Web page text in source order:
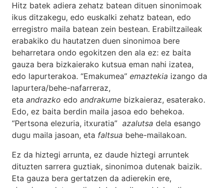
Hitz batek adiera zehatz batean dituen sinonimoak
ikus ditzakegu, edo euskalki zehatz batean, edo
erregistro maila batean zein bestean. Erabiltzaileak
erabakiko du hautatzen duen sinonimoa bere
beharretara ondo egokitzen den ala ez: ez baita
gauza bera bizkaierako kutsua eman nahi izatea,
edo lapurterakoa. “Emakumea” emaztekia izango da
lapurtera/behe-nafarreraz,
eta andrazko edo andrakume bizkaieraz, esaterako.
Edo, ez baita berdin maila jasoa edo behekoa.
“Pertsona elezuria, itxuratia” azalutsa dela esango
dugu maila jasoan, eta faltsua behe-mailakoan.
Ez da hiztegi arrunta, ez daude hiztegi arruntek
dituzten sarrera guztiak, sinonimoa dutenak baizik.
Eta gauza bera gertatzen da adierekin ere,